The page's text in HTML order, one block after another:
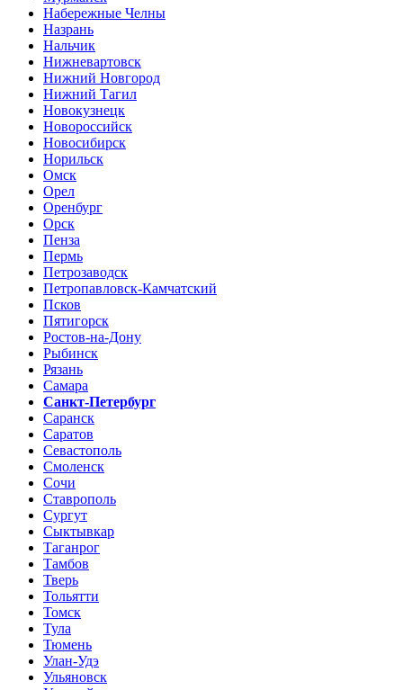
Набережные Челны
Назрань
Нальчик
Нижневартовск
Нижний Новгород
Нижний Тагил
Новокузнецк
Новороссийск
Новосибирск
Норильск
Омск
Орел
Оренбург
Орск
Пенза
Пермь
Петрозаводск
Петропавловск-Камчатский
Псков
Пятигорск
Ростов-на-Дону
Рыбинск
Рязань
Самара
Санкт-Петербург
Саранск
Саратов
Севастополь
Смоленск
Сочи
Ставрополь
Сургут
Сыктывкар
Таганрог
Тамбов
Тверь
Тольятти
Томск
Тула
Тюмень
Улан-Удэ
Ульяновск